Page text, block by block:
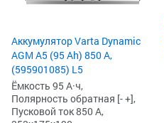
Аккумулятор Varta Dynamic
AGM A5 (95 Ah) 850 А,
(595901085) L5
Ёмкость 95 А·ч,
Полярность обратная [- +],
Пусковой ток 850 А,